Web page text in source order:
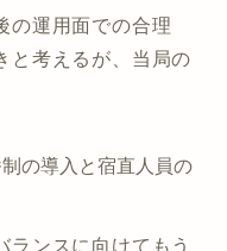
の運用面での合理
と考えるが、当局の
の導入と宿直人員の
ンスに向けてもう